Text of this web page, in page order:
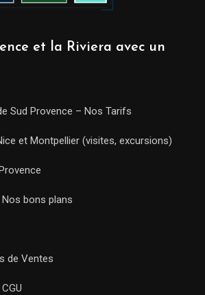
et la Riviera avec un
Sud Provence – Nos Tarifs
et Montpellier (visites, excursions)
bons plans
de Ventes